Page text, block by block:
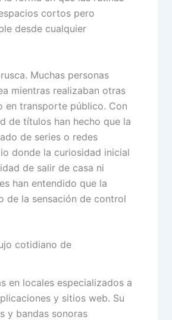
cortos pero
desde cualquier
Muchas personas
mientras realizaban otras
en transporte público. Con
de títulos han hecho que la
de series o redes
donde la curiosidad inicial
de salir de casa ni
han entendido que la
de la sensación de control
cotidiano de
en locales especializados a
y sitios web. Su
y bandas sonoras